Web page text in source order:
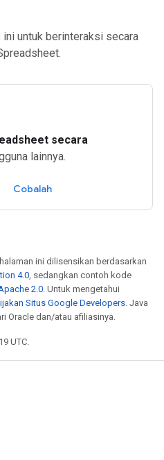
ini untuk berinteraksi secara
secara
lainnya.
Cobalah
ini dilisensikan berdasarkan
4.0 , sedangkan contoh kode
2.0 . Untuk mengetahui
Situs Google Developers . Java
Oracle dan/atau afiliasinya.
UTC.